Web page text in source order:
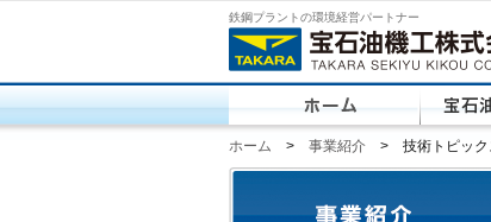
鉄鋼プラントの環境経営パートナー
ホーム > 事業紹介 > 技術トピック